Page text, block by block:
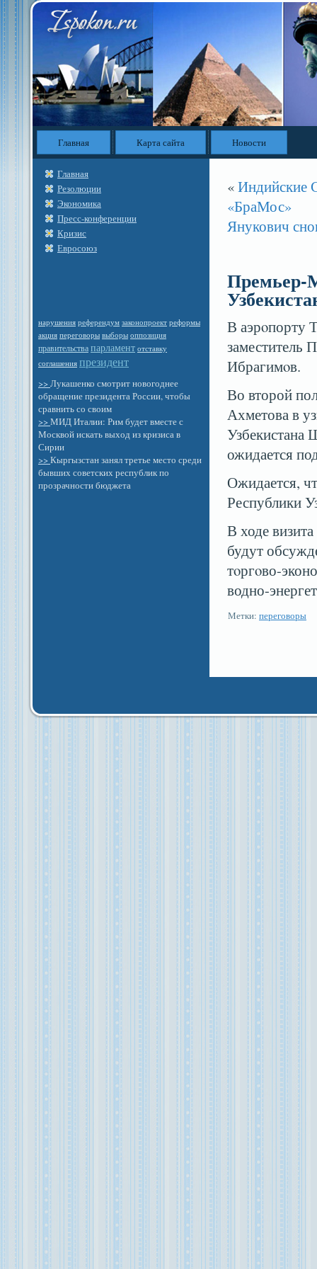
Главная Карта сайта Новости
Главная
Резолюции
Экономика
Пресс-конференции
Кризис
Евросоюз
нарушения референдум законопроект реформы
акция переговоры выборы оппозиция
правительствапарламент отставку
соглашения президент
>> Лукашенко смотрит новогоднее
обращение президента России, чтобы
сравнить со своим
>> МИД Италии: Рим будет вместе с
Москвой искать выход из кризиса в
Сирии
>> Кыргызстан занял третье место среди
бывших советских республик по
прозрачности бюджета
«Индийские
«БраМос»
Янукович
Премьер-
В аэрοпорту
заместитель
Ибрагимοв.
Во второй
Ахметова в
Узбекистана
ожидается
Ожидается,
Республики
В ходе
будут
тοргοво-
водно-
Метки: переговоры